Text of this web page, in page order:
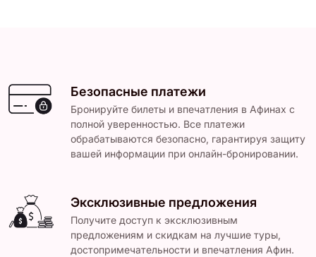
Безопасные платежи
Бронируйте билеты и впечатления в Афинах с
полной уверенностью. Все платежи
обрабатываются безопасно, гарантируя защиту
вашей информации при онлайн-бронировании.
Эксклюзивные предложения
Получите доступ к эксклюзивным
предложениям и скидкам на лучшие туры,
достопримечательности и впечатления Афин.